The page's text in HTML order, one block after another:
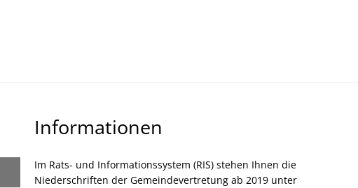
Kultur- Termine - Veranstaltungen
Informationen
Im Rats- und Informationssystem (RIS) stehen Ihnen die
Niederschriften der Gemeindevertretung ab 2019 unter